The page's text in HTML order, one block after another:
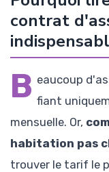
contrat
B eaucoup
fiant
mensuelle. Or,
habitation pas
trouver le tarif le